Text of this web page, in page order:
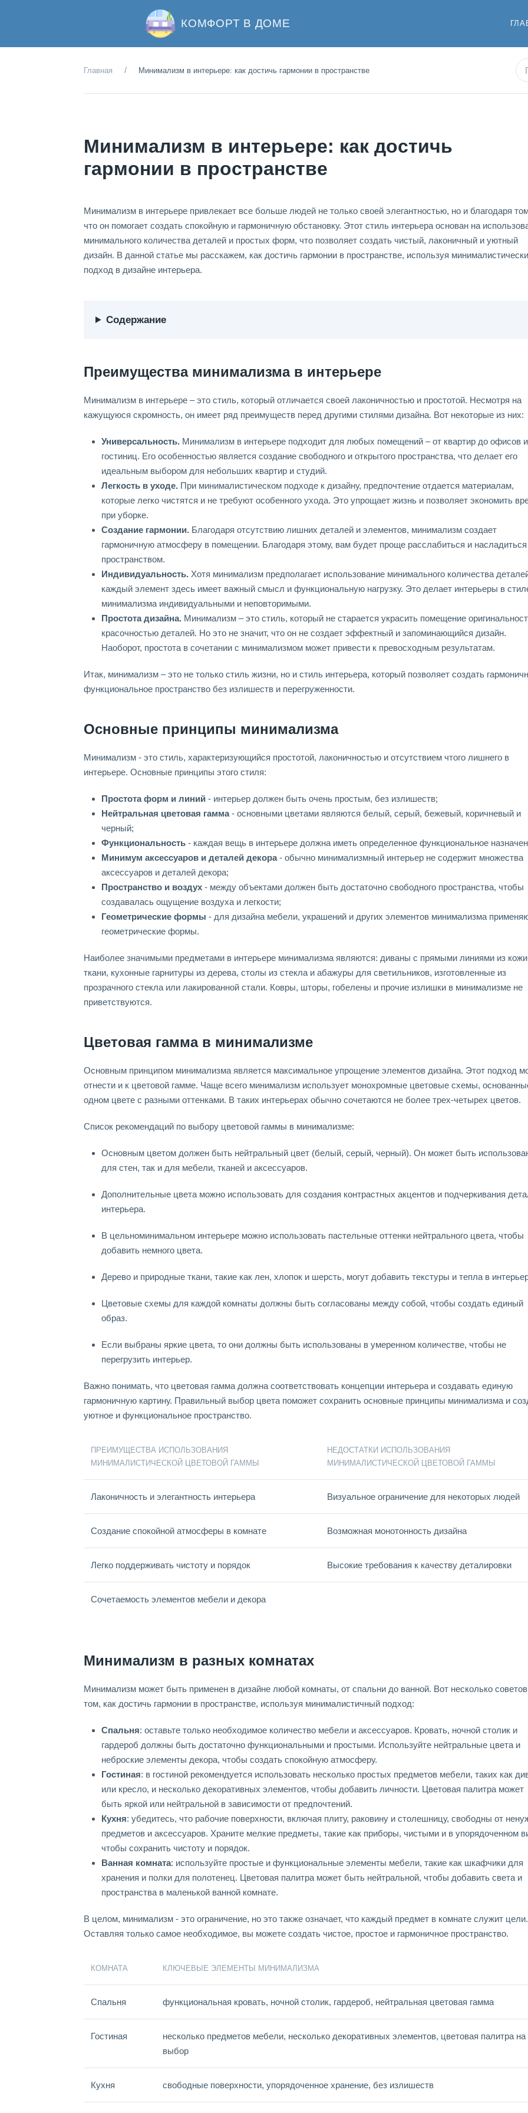
КОМФОРТ В ДОМЕ
Главная Минимализм в интерьере: как достичь гармонии в пространстве
Минимализм в интерьере: как достичь
гармонии в пространстве
Минимализм в интерьере привлекает все больше людей не только своей элегантностью, но и благодаря
что он помогает создать спокойную и гармоничную обстановку. Этот стиль интерьера основан на
минимального количества деталей и простых форм, что позволяет создать чистый, лаконичный и уютный
дизайн. В данной статье мы расскажем, как достичь гармонии в пространстве, используя
подход в дизайне интерьера.
Содержание
Преимущества минимализма в интерьере
Минимализм в интерьере – это стиль, который отличается своей лаконичностью и простотой. Несмотря на
кажущуюся скромность, он имеет ряд преимуществ перед другими стилями дизайна. Вот некоторые из них:
Универсальность. Минимализм в интерьере подходит для любых помещений – от квартир до офисов и
гостиниц. Его особенностью является создание свободного и открытого пространства, что делает его
идеальным выбором для небольших квартир и студий.
Легкость в уходе. При минималистическом подходе к дизайну, предпочтение отдается материалам,
которые легко чистятся и не требуют особенного ухода. Это упрощает жизнь и позволяет экономить
при уборке.
Создание гармонии. Благодаря отсутствию лишних деталей и элементов, минимализм создает
гармоничную атмосферу в помещении. Благодаря этому, вам будет проще расслабиться и насладиться
пространством.
Индивидуальность. Хотя минимализм предполагает использование минимального количества
каждый элемент здесь имеет важный смысл и функциональную нагрузку. Это делает интерьеры в
минимализма индивидуальными и неповторимыми.
Простота дизайна. Минимализм – это стиль, который не старается украсить помещение
красочностью деталей. Но это не значит, что он не создает эффектный и запоминающийся дизайн.
Наоборот, простота в сочетании с минимализмом может привести к превосходным результатам.
Итак, минимализм – это не только стиль жизни, но и стиль интерьера, который позволяет создать
функциональное пространство без излишеств и перегруженности.
Основные принципы минимализма
Минимализм - это стиль, характеризующийся простотой, лаконичностью и отсутствием чтого лишнего в
интерьере. Основные принципы этого стиля:
Простота форм и линий - интерьер должен быть очень простым, без излишеств;
Нейтральная цветовая гамма- основными цветами являются белый, серый, бежевый, коричневый и
черный;
Функциональность - каждая вещь в интерьере должна иметь определенное функциональное
Минимум аксессуаров и деталей декора- обычно минимализмный интерьер не содержит множества
аксессуаров и деталей декора;
Пространство и воздух - между объектами должен быть достаточно свободного пространства, чтобы
создавалась ощущение воздуха и легкости;
Геометрические формы - для дизайна мебели, украшений и других элементов минимализма
геометрические формы.
Наиболее значимыми предметами в интерьере минимализма являются: диваны с прямыми линиями из
ткани, кухонные гарнитуры из дерева, столы из стекла и абажуры для светильников, изготовленные из
прозрачного стекла или лакированной стали. Ковры, шторы, гобелены и прочие излишки в минимализме не
приветствуются.
Цветовая гамма в минимализме
Основным принципом минимализма является максимальное упрощение элементов дизайна. Этот подход
отнести и к цветовой гамме. Чаще всего минимализм использует монохромные цветовые схемы,
одном цвете с разными оттенками. В таких интерьерах обычно сочетаются не более трех-четырех цветов.
Список рекомендаций по выбору цветовой гаммы в минимализме:
Основным цветом должен быть нейтральный цвет (белый, серый, черный). Он может быть
для стен, так и для мебели, тканей и аксессуаров.
Дополнительные цвета можно использовать для создания контрастных акцентов и подчеркивания
интерьера.
В цельноминимальном интерьере можно использовать пастельные оттенки нейтрального цвета, чтобы
добавить немного цвета.
Дерево и природные ткани, такие как лен, хлопок и шерсть, могут добавить текстуры и тепла в
Цветовые схемы для каждой комнаты должны быть согласованы между собой, чтобы создать единый
образ.
Если выбраны яркие цвета, то они должны быть использованы в умеренном количестве, чтобы не
перегрузить интерьер.
Важно понимать, что цветовая гамма должна соответствовать концепции интерьера и создавать единую
гармоничную картину. Правильный выбор цвета поможет сохранить основные принципы минимализма и
уютное и функциональное пространство.
ПРЕИМУЩЕСТВА ИСПОЛЬЗОВАНИЯ
МИНИМАЛИСТИЧЕСКОЙ ЦВЕТОВОЙ ГАММЫ
НЕДОСТАТКИ ИСПОЛЬЗОВАНИЯ
МИНИМАЛИСТИЧЕСКОЙ ЦВЕТОВОЙ ГАММЫ
Лаконичность и элегантность интерьера Визуальное ограничение для некоторых людей
Создание спокойной атмосферы в комнате Возможная монотонность дизайна
Легко поддерживать чистоту и порядок Высокие требования к качеству деталировки
Сочетаемость элементов мебели и декора
Минимализм в разных комнатах
Минимализм может быть применен в дизайне любой комнаты, от спальни до ванной. Вот несколько
том, как достичь гармонии в пространстве, используя минималистичный подход:
Спальня: оставьте только необходимое количество мебели и аксессуаров. Кровать, ночной столик и
гардероб должны быть достаточно функциональными и простыми. Используйте нейтральные цвета и
неброские элементы декора, чтобы создать спокойную атмосферу.
Гостиная: в гостиной рекомендуется использовать несколько простых предметов мебели, таких как
или кресло, и несколько декоративных элементов, чтобы добавить личности. Цветовая палитра может
быть яркой или нейтральной в зависимости от предпочтений.
Кухня: убедитесь, что рабочие поверхности, включая плиту, раковину и столешницу, свободны от
предметов и аксессуаров. Храните мелкие предметы, такие как приборы, чистыми и в упорядоченном
чтобы сохранить чистоту и порядок.
Ванная комната: используйте простые и функциональные элементы мебели, такие как шкафчики для
хранения и полки для полотенец. Цветовая палитра может быть нейтральной, чтобы добавить света и
пространства в маленькой ванной комнате.
В целом, минимализм - это ограничение, но это также означает, что каждый предмет в комнате служит цели.
Оставляя только самое необходимое, вы можете создать чистое, простое и гармоничное пространство.
КОМНАТА КЛЮЧЕВЫЕ ЭЛЕМЕНТЫ МИНИМАЛИЗМА
Спальня функциональная кровать, ночной столик, гардероб, нейтральная цветовая гамма
Гостиная
несколько предметов мебели, несколько декоративных элементов, цветовая палитра на
выбор
Кухня свободные поверхности, упорядоченное хранение, без излишеств